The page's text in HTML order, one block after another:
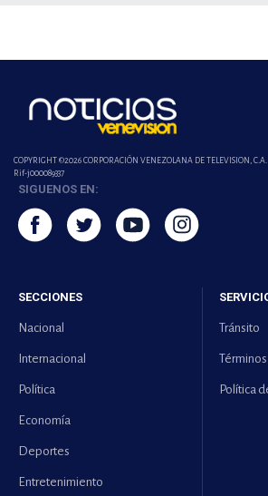
COPYRIGHT ©2026 CORPORACIÓN VENEZOLANA DE TELEVISION,
Rif-j000089337
SIGUENOS EN:
SECCIONES
Nacional
Internacional
Política
Economía
Deportes
Entretenimiento
Tránsito
Política